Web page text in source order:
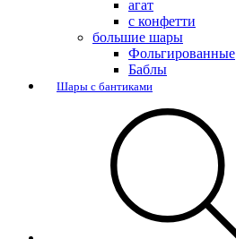
агат
с конфетти
большие шары
Фольгированные
Баблы
Шары с бантиками